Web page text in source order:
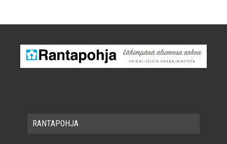
RAN­TA­POH­JA